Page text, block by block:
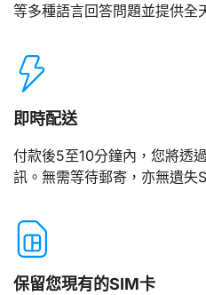
等多種語言回答問題並提供全
即時配送
付款後5至10分鐘內，您將透
訊。無需等待郵寄，亦無遺失
保留您現有的SIM卡